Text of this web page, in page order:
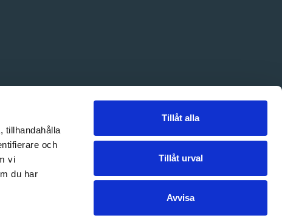
tillhandahålla
och
vi
du har
Tillåt alla
Tillåt urval
Avvisa